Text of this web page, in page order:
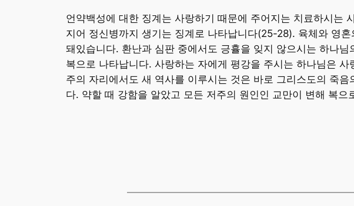
언약백성에 대한 징계는 사랑하기 때문에 주어지는 치료하시는
지어 정신병까지 생기는 징계로 나타납니다(25-28). 육체와 영
돼있습니다. 환난과 심판 중에서도 긍휼을 잊지 않으시는 하나
복으로 나타납니다. 사랑하는 자에게 평강을 주시는 하나님은
주의 자리에서도 새 역사를 이루시는 것은 바로 그리스도의 죽
다. 약할 때 강함을 알았고 모든 저주의 원인인 교만이 변해 복